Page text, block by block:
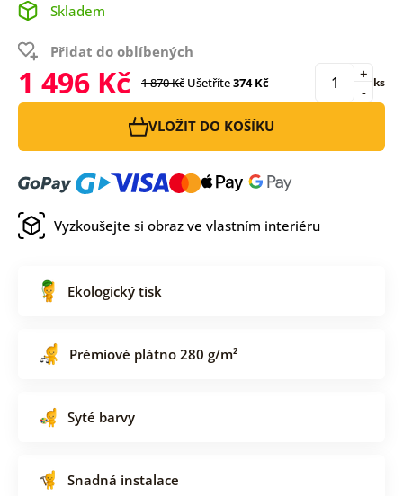
Skladem
Přidat do oblíbených
1 496 Kč 1 870 Kč Ušetříte374 Kč -
+ ks
VLOŽIT DO KOŠÍKU
Vyzkoušejte si obraz ve vlastním interiéru
Ekologický tisk
Prémiové plátno 280 g/m²
Syté barvy
Snadná instalace